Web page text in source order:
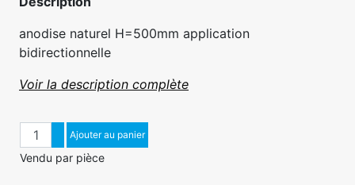
anodise naturel H=500mm application
bidirectionnelle
Voir la description complète
QuantitéAugmenter quantité
Diminuer quantité
Ajouter au panier
Vendu par pièce